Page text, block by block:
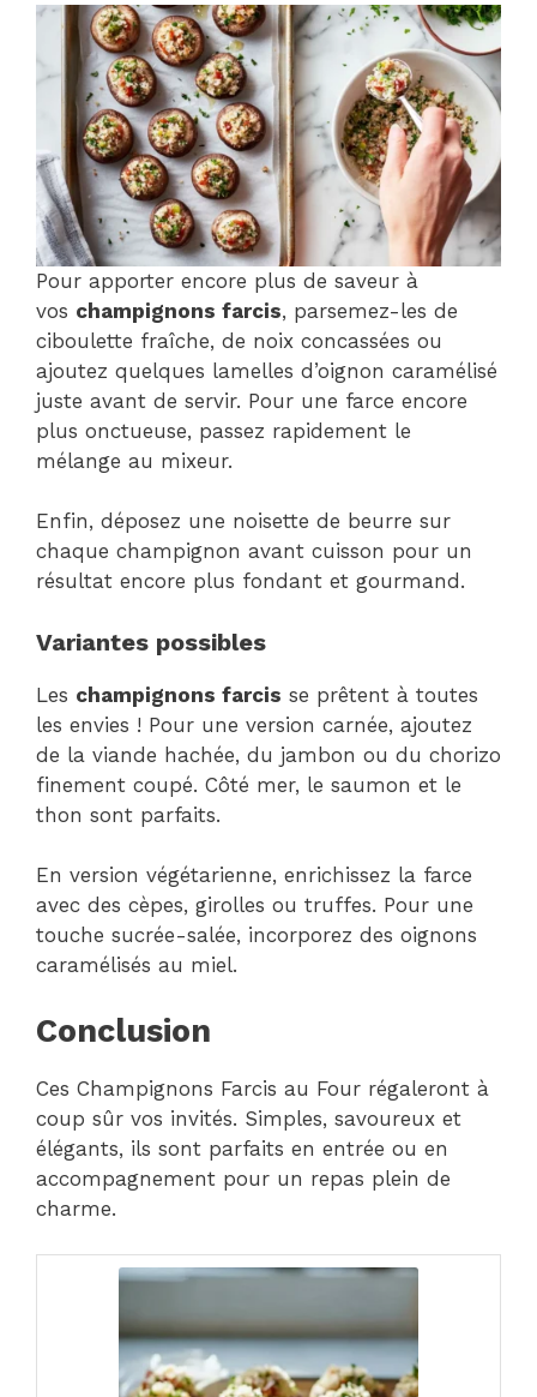
Pour apporter encore plus de saveur à
vos champignons farcis, parsemez-les de
ciboulette fraîche, de noix concassées ou
ajoutez quelques lamelles d’oignon caramélisé
juste avant de servir. Pour une farce encore
plus onctueuse, passez rapidement le
mélange au mixeur.
Enfin, déposez une noisette de beurre sur
chaque champignon avant cuisson pour un
résultat encore plus fondant et gourmand.
Variantes possibles
Les champignons farcis se prêtent à toutes
les envies ! Pour une version carnée, ajoutez
de la viande hachée, du jambon ou du chorizo
finement coupé. Côté mer, le saumon et le
thon sont parfaits.
En version végétarienne, enrichissez la farce
avec des cèpes, girolles ou truffes. Pour une
touche sucrée-salée, incorporez des oignons
caramélisés au miel.
Conclusion
Ces Champignons Farcis au Four régaleront à
coup sûr vos invités. Simples, savoureux et
élégants, ils sont parfaits en entrée ou en
accompagnement pour un repas plein de
charme.